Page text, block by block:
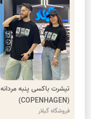
تیشرت باکسی پنبه مردانه
(COPENHAGEN)
فروشگاه گیلار